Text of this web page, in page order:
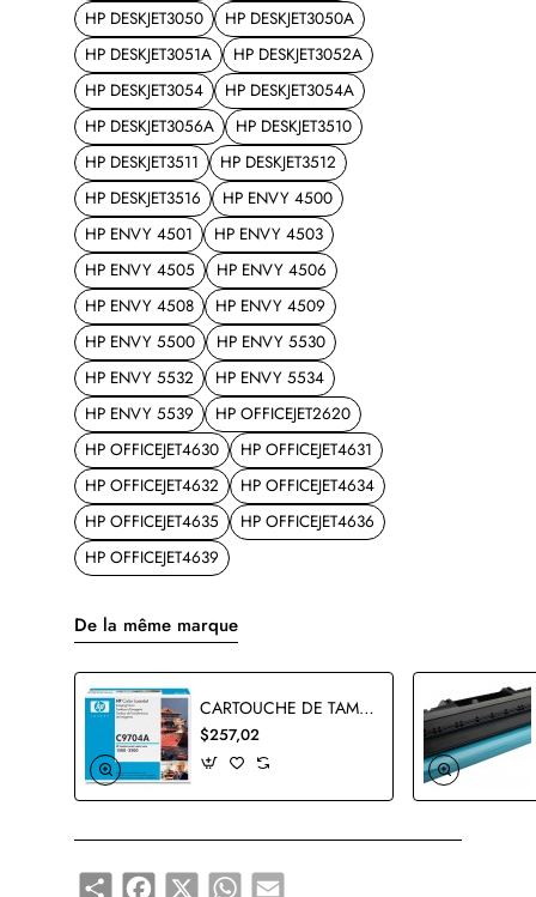
HP DESKJET3050
HP DESKJET3050A
HP DESKJET3051A
HP DESKJET3052A
HP DESKJET3054
HP DESKJET3054A
HP DESKJET3056A
HP DESKJET3510
HP DESKJET3511
HP DESKJET3512
HP DESKJET3516
HP ENVY 4500
HP ENVY 4501
HP ENVY 4503
HP ENVY 4505
HP ENVY 4506
HP ENVY 4508
HP ENVY 4509
HP ENVY 5500
HP ENVY 5530
HP ENVY 5532
HP ENVY 5534
HP ENVY 5539
HP OFFICEJET2620
HP OFFICEJET4630
HP OFFICEJET4631
HP OFFICEJET4632
HP OFFICEJET4634
HP OFFICEJET4635
HP OFFICEJET4636
HP OFFICEJET4639
De la même marque
CARTOUCHE DE TAMBOUR HP C9704A ORIGINALE
$257,02
Share Facebook
X WhatsApp
Email